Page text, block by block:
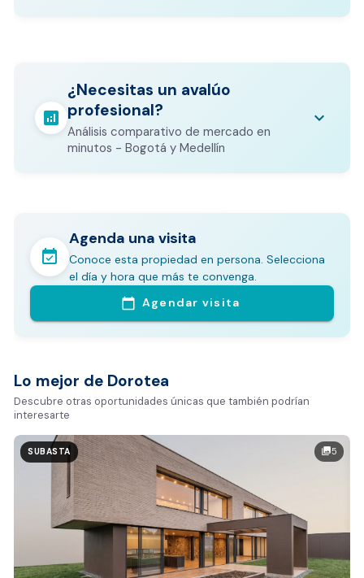
Los gastos notariales incluyen
otros costos legales que varían según el
valor del inmueble.
CALCULADORA DE GASTOS NOTARIALES
analytics
¿Necesitas un avalúo
profesional?
Análisis comparativo de mercado en
minutos - Bogotá y Medellín
keyboard_arrow_down
En pocos minutos avalúa con este Análisis
Comparativo de Mercado (inicialmente
Bogotá y Medellín)
Análisis basado en datos reales:
Tiempo promedio de venta en la zona
Rango de precios de arriendo en el sector
Valor exclusivo para clientes de Dorotea:
20.000 COP
REALIZAR AVALÚO AHORA
event_available
Agenda una visita
Conoce esta propiedad en persona. Selecciona
el día y hora que más te convenga.
calendar_today Agendar visita
Lo mejor de Dorotea
Descubre otras oportunidades únicas que también podrían
interesarte
photo_library5
SUBASTA